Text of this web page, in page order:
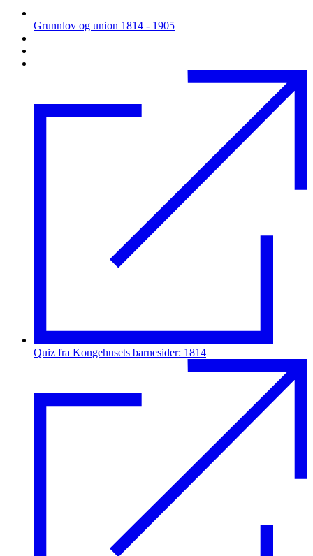
Grunnlov og union 1814 - 1905
Quiz fra Kongehusets barnesider: 1814